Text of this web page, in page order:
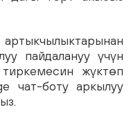
пайдалануу үчүн
жүктөп
чат-боту аркылуу